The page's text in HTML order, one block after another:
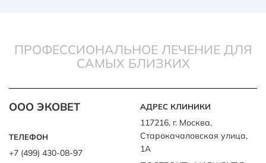
ПРОФЕССИОНАЛЬНОЕ ЛЕЧЕНИЕ ДЛЯ
САМЫХ БЛИЗКИХ
ООО ЭКОВЕТ
ТЕЛЕФОН
+7 (499) 430-08-97
АДРЕС КЛИНИКИ
117216, г. Москва,
Старокачаловская улица,
1А